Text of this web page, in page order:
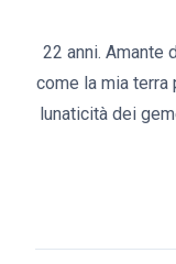
22 anni. Amante
come la mia
lunaticità dei